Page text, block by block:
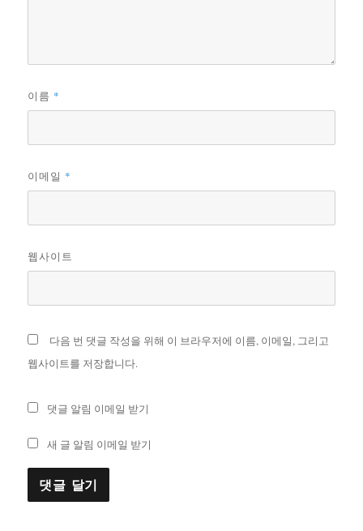
이름 *
이메일 *
웹사이트
다음 번 댓글 작성을 위해 이 브라우저에 이름, 이메일, 그리고
웹사이트를 저장합니다.
댓글 알림 이메일 받기
새 글 알림 이메일 받기